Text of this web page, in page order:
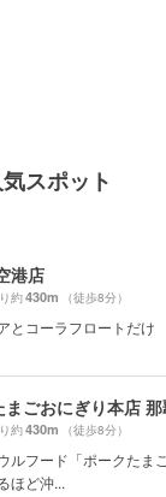
スポット
港店
約430m （徒歩8分）
とコーラフロートだけ
まごおにぎり本店
約430m （徒歩8分）
ルフード「ポークたま
ほど沖...